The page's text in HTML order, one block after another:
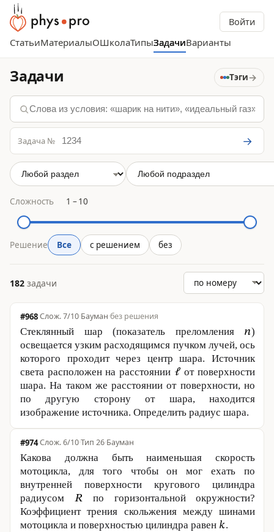
Войти
СтатьиМатериалыОШколаТипыЗадачиВарианты
Задачи Тэги→
Задача № →
Сложность 1 –10
Решение Все с решением без
182 задачи
#968· 7/10·Бауман·без решения
Стеклянный шар (показатель преломления
)
освещается узким расходящимся пучком лучей, ось
которого проходит через центр шара. Источник
света расположен на расстоянии
от поверхности
шара. На таком же расстоянии от поверхности, но
по другую сторону от шара, находится
изображение источника. Определить радиус шара.
#974· 6/10·Тип 26·Бауман
Какова должна быть наименьшая скорость
мотоцикла, для того чтобы он мог ехать по
внутренней поверхности кругового цилиндра
радиусом
по горизонтальной окружности?
Коэффициент трения скольжения между шинами
мотоцикла и поверхностью цилиндра равен
.